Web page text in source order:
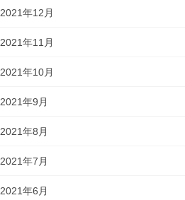
2021年12月
2021年11月
2021年10月
2021年9月
2021年8月
2021年7月
2021年6月